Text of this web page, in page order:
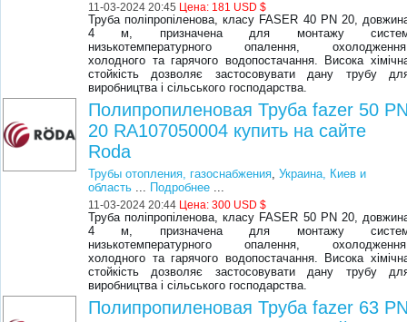
11-03-2024 20:45 Цена: 181 USD $
Труба поліпропіленова, класу FASER 40 PN 20,
4 м, призначена для монтажу
низькотемпературного опалення,
холодного та гарячого водопостачання. Висока
стойкість дозволяє застосовувати дану трубу
виробництва і сільського господарства.
Полипропиленовая Труба fazer 50
20 RA107050004 купить на сайте
Roda
Трубы отопления, газоснабжения,Украина, Киев и
область ... Подробнее ...
11-03-2024 20:44 Цена:300 USD $
Труба поліпропіленова, класу FASER 50 PN 20,
4 м, призначена для монтажу
низькотемпературного опалення,
холодного та гарячого водопостачання. Висока
стойкість дозволяє застосовувати дану трубу
виробництва і сільського господарства.
Полипропиленовая Труба fazer 63